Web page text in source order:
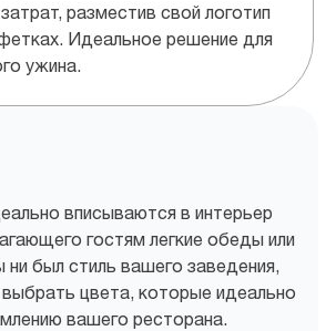
разместив свой логотип
Идеальное решение для
ужина.
вписываются в интерьер
гостям легкие обеды или
ни был стиль вашего заведения,
цвета, которые идеально
вашего ресторана.